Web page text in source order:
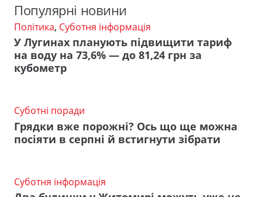
Популярні новини
Політика, Суботня інформація
У Лугинах планують підвищити тариф
на воду на 73,6% — до 81,24 грн за
кубометр
Суботні поради
Грядки вже порожні? Ось що ще можна
посіяти в серпні й встигнути зібрати
Суботня інформація